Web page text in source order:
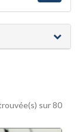
sur 80